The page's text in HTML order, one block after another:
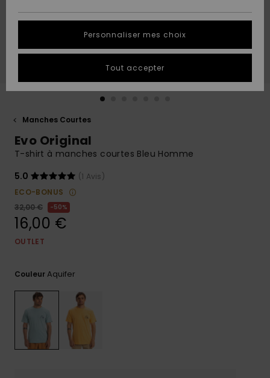
A
Découvrir
A
Découvrir
tailles
conversation
obtenir la
plus rapide
à votre
Démarrer
de
contact.
Consulter
QUIKSILVER
Manches Courtes
Evo Original
T-shirt à manches courtes Bleu Homme
5.0
(1 Avis)
ECO-BONUS
32,00 €
50%
16,00 €
OUTLET
CouleurAquifer
Personnaliser mes choix
Tout accepter